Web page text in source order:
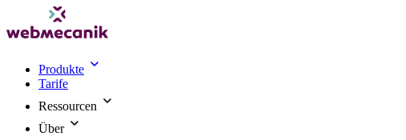
Produkte
Tarife
Ressourcen
Über